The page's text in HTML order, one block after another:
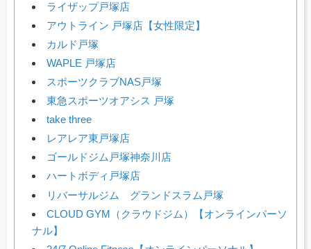
ライザップ戸塚店
アウトライン 戸塚店【女性限定】
カルド戸塚
WAPLE 戸塚店
スポーツクラブNAS戸塚
東急スポーツオアシス 戸塚
take three
レアレア東戸塚店
ゴールドジム戸塚神奈川店
ハートボディ戸塚店
リバーサルジム グランドスラム戸塚
CLOUD GYM（クラウドジム）【オンラインパーソ
ナル】